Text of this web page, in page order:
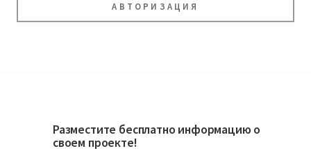
АВТОРИЗАЦИЯ
Разместите бесплатно информацию о
своем проекте!